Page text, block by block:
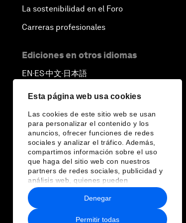
Esta página web usa cookies
Las cookies de este sitio web se usan
para personalizar el contenido y los
anuncios, ofrecer funciones de redes
sociales y analizar el tráfico. Además,
compartimos información sobre el uso
que haga del sitio web con nuestros
partners de redes sociales, publicidad y
análisis web, quienes pueden
combinarla con otra información que les
haya proporcionado o que hayan
recopilado a partir del uso que haya
hecho de sus servicios.
Permitir todas
Denegar
La sostenibilidad en el Foro
Carreras profesionales
Ediciones en otros idiomas
EN ▪ ES▪中文▪ 日本語